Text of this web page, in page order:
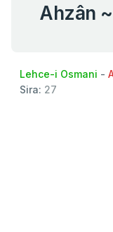
Lehce-i Osmani -
Sira: 27